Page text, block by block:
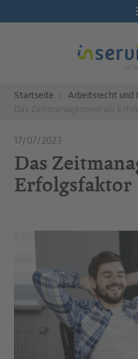
Startseite
Arbeitsrecht und
17/07/2023
Das
Erfolgsfaktor